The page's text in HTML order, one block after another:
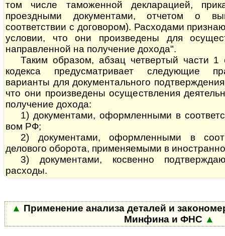
том числе таможенной декларацией,
проездными документами, отчетом о
соответствии с договором). Расходами
условии, что они произведены для
направленной на получение дохода".
Таким образом, абзац четвертый части 1
кодекса предусматривает следующие
варианты для документального
что они произведены осуществления
получение дохода:
1) документами, оформленными в
вом РФ;
2) документами, оформленными в
делового оборота, применяемыми в
3) документами, косвенно
расходы.
▲ Применение анализа деталей и
Мин­фи­на и ФНС ▲